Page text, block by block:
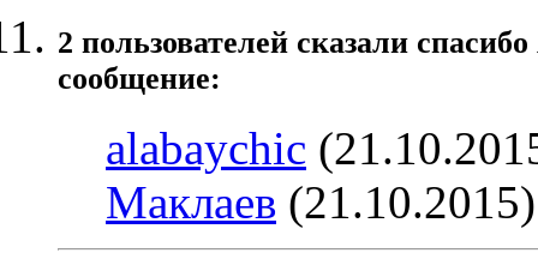
2 пользователей сказали
сообщение:
alabaychic
Маклаев (21.10.2015)